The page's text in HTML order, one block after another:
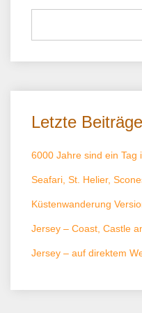
Letzte Beiträge
6000 Jahre sind ein Tag
Seafari, St. Helier,
Küstenwanderung
Jersey – Coast, Castle
Jersey – auf direktem